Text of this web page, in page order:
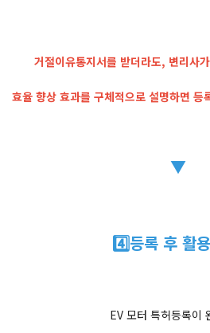
거절이유통지서를 받더라도, 변리사
효율 향상 효과를 구체적으로 설명하면 등
▼
4️⃣등록 후 활
EV 모터 특허등록이